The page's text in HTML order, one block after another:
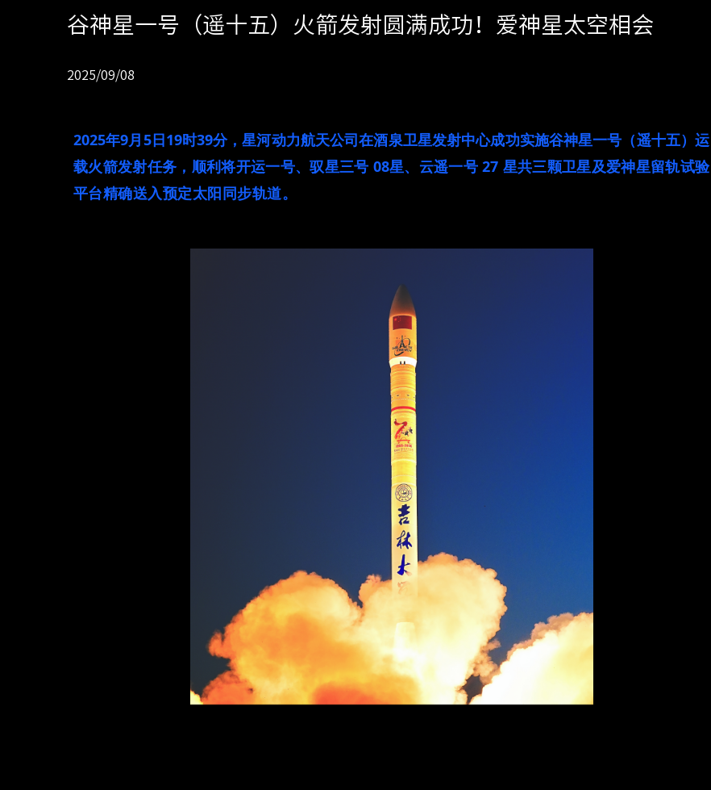
谷神星一号（遥十五）火箭发射圆满成功！爱神星太空相会
2025/09/08
2025年9月5日19时39分，星河动力航天公司在酒泉卫星发射中心成功实施谷神星一号（遥十五）运
载火箭发射任务，顺利将开运一号、驭星三号 08星、云遥一号27 星共三颗卫星及爱神星留轨试验
平台精确送入预定太阳同步轨道。